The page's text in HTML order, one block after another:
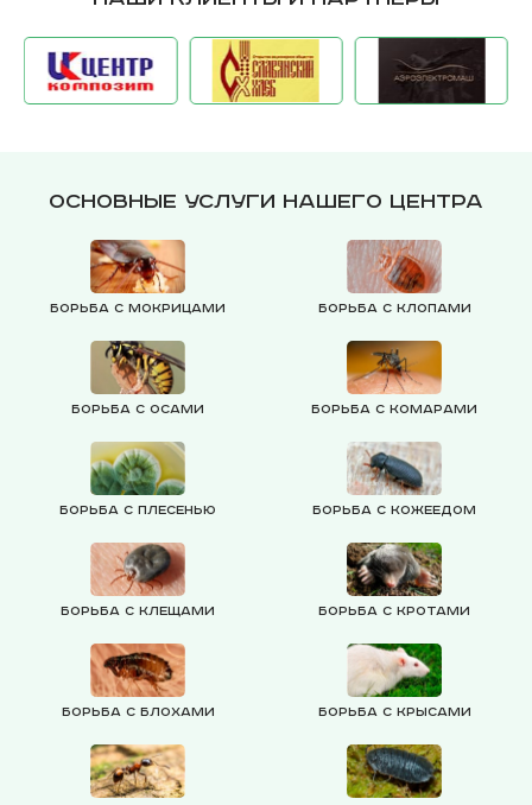
Основные услуги нашего центра
Борьба с мокрицами Борьба с клопами
Борьба с осами Борьба с комарами
Борьба с плесенью Борьба с кожеедом
Борьба с клещами Борьба с кротами
Борьба с блохами Борьба с крысами